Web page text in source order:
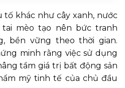
tố khác như cây xanh, nước
tai mèo tạo nên bức tranh
bền vững theo thời gian.
minh rằng việc sử dụng
tầm giá trị bất động sản
mỹ tinh tế của chủ đầu